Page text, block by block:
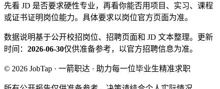
先看 JD 是否要求硬性专业，再看你能否用项目、实习、课程
或证书证明岗位能力。具体要求以岗位官方页面为准。
数据说明基于公开校招岗位、招聘页面和 JD 文本整理。
更新
时间： 2026-06-30仅供准备参考，以官方招聘信息为准。
© 2026 JobTap · 一箭职达 · 助力每一位毕业生精准求职